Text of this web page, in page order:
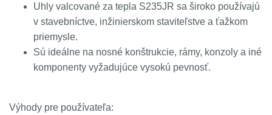
Uhly valcované za tepla S235JR sa široko používajú
v stavebníctve, inžinierskom staviteľstve a ťažkom
priemysle.
Sú ideálne na nosné konštrukcie, rámy, konzoly a iné
komponenty vyžadujúce vysokú pevnosť.
Výhody pre používateľa: